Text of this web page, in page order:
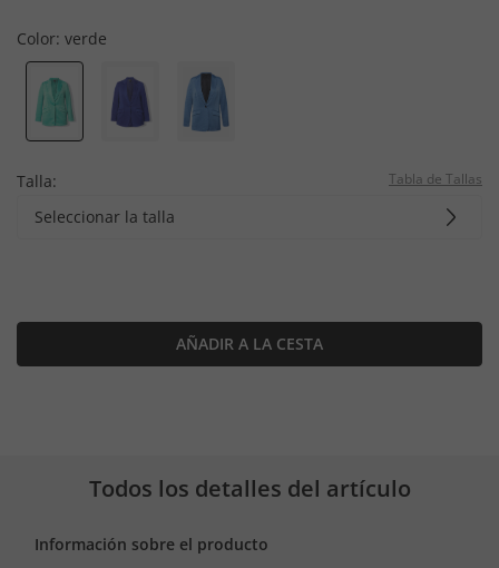
Color: verde
Talla: Tabla de Tallas
Seleccionar la talla
AÑADIR A LA CESTA
Todos los detalles del artículo
Información sobre el producto